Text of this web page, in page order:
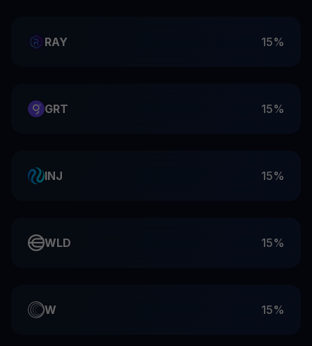
RAY 15%
GRT 15%
INJ 15%
WLD 15%
W 15%